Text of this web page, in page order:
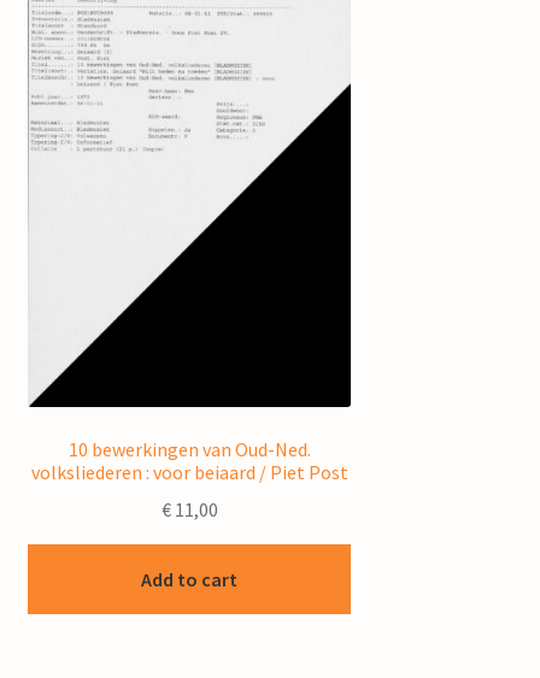
10 bewerkingen van Oud-Ned.
volksliederen : voor beiaard / Piet Post
€11,00
Add to cart